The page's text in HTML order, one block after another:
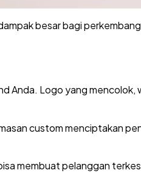
besar bagi
Anda. Logo yang mencolok,
custom menciptakan
membuat pelanggan